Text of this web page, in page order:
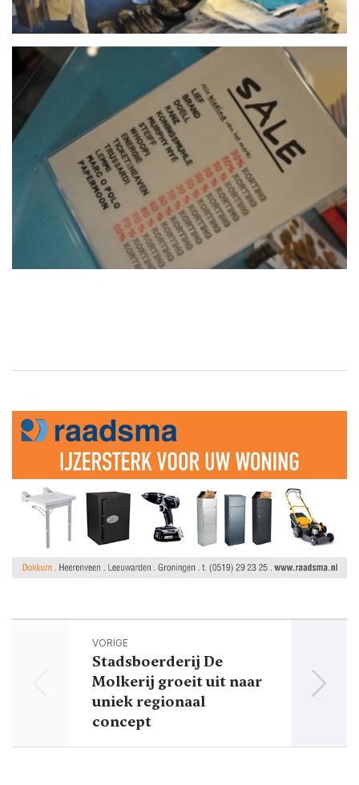
VORIGE
Stadsboerderij De
Molkerij groeit uit naar
uniek regionaal
concept